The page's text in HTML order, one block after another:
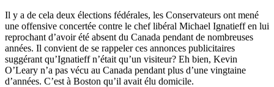
Il y a de cela deux élections fédérales, les Conservateurs ont mené
une offensive concertée contre le chef libéral Michael Ignatieff en lui
reprochant d’avoir été absent du Canada pendant de nombreuses
années. Il convient de se rappeler ces annonces publicitaires
suggérant qu’Ignatieff n’était qu’un visiteur? Eh bien, Kevin
O’Leary n’a pas vécu au Canada pendant plus d’une vingtaine
d’années. C’est à Boston qu’il avait élu domicile.